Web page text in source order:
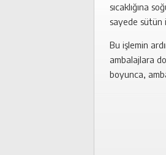
sıcaklığına
sayede sütün
Bu işlemin
ambalajlara
boyunca,